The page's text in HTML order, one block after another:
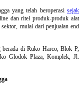
yang telah beroperasisejak
dan ritel produk-produk alat
mulai dari penjualan end
berada di Ruko Harco, Blok P,
Glodok Plaza, Komplek, Jl.